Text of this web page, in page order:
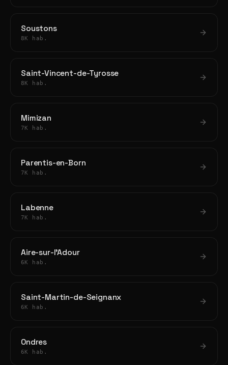
Soustons
8K hab.
Saint-Vincent-de-Tyrosse
8K hab.
Mimizan
7K hab.
Parentis-en-Born
7K hab.
Labenne
7K hab.
Aire-sur-l'Adour
6K hab.
Saint-Martin-de-Seignanx
6K hab.
Ondres
6K hab.